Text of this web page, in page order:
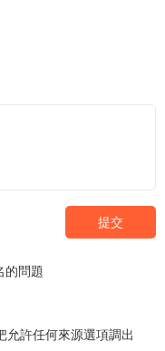
提交
的問題
允許任何來源選項調出